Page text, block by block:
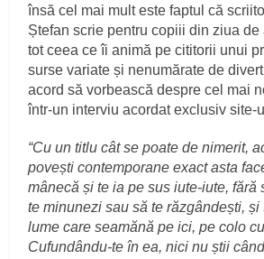
însă cel mai mult este faptul că
Ștefan scrie pentru copiii din ziua de
tot ceea ce îi animă pe cititorii unui
surse variate și nenumărate de
acord să vorbească despre cel mai
într-un interviu acordat exclusiv site-
“Cu un titlu cât se poate de nimerit,
povești contemporane exact asta
mânecă și te ia pe sus iute-iute, fără
te minunezi sau să te răzgândești, și
lume care seamănă pe ici, pe colo
Cufundându-te în ea, nici nu știi